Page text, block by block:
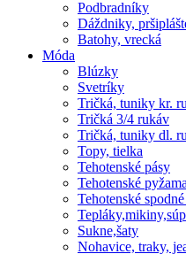
Podbradníky
Dáždniky,
Batohy, vrecká
Móda
Blúzky
Svetríky
Tričká, tuniky kr.
Tričká 3/4 rukáv
Tričká, tuniky dl.
Topy, tielka
Tehotenské pásy
Tehotenské
Tehotenské
Sukne,šaty
Nohavice, traky,